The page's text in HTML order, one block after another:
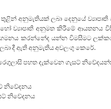
අනුමැතියක් ලබා දෙනුයේ
ව්‍යාපෘති අනුමත කිරීමේ ආයතනය
කරන්නේද යන්න විමසීමට
දී ඇති අනුමැතිය අවලංගු කෙරේ.
පහත දැක්වෙන ගැසට්
නිවේදනය
නිවේදනය